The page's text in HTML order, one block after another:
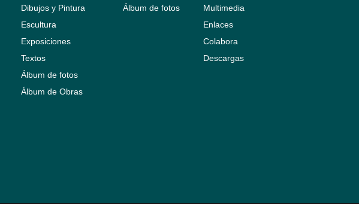
Dibujos y Pintura
Escultura
Exposiciones
Textos
Álbum de fotos
Álbum de Obras
Álbum de fotos
Multimedia
Enlaces
Colabora
Descargas